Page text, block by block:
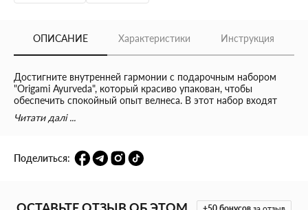
ОПИСАНИЕ Характеристики Инструкция
Достигните внутренней гармонии с подарочным набором
"Origami Ayurveda", который красиво упакован, чтобы
обеспечить спокойный опыт велнеса. В этот набор входят
продукты с успокаивающими ароматами масла индийской
розы и сладкого миндаля, разработанные чтобы успокоить и
Включено в подарочный набор "Origami Ayurveda":
увлажняющий крем глубоко проникает в кожу, увлажняя и
Читати далі ...
Поделиться: